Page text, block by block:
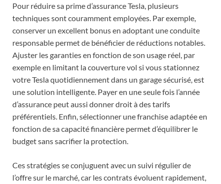
Pour réduire sa prime d’assurance Tesla, plusieurs
techniques sont couramment employées. Par exemple,
conserver un excellent bonus en adoptant une conduite
responsable permet de bénéficier de réductions notables.
Ajuster les garanties en fonction de son usage réel, par
exemple en limitant la couverture vol si vous stationnez
votre Tesla quotidiennement dans un garage sécurisé, est
une solution intelligente. Payer en une seule fois l’année
d’assurance peut aussi donner droit à des tarifs
préférentiels. Enfin, sélectionner une franchise adaptée en
fonction de sa capacité financière permet d’équilibrer le
budget sans sacrifier la protection.
Ces stratégies se conjuguent avec un suivi régulier de
l’offre sur le marché, car les contrats évoluent rapidement,